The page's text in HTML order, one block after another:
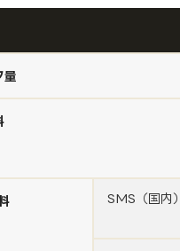
量
SMS（国内）